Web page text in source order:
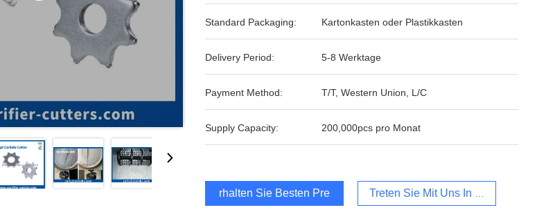
Standard Packaging: Kartonkasten oder Plastikkasten
Delivery Period: 5-8 Werktage
Payment Method: T/T, Western Union, L/C
Supply Capacity: 200,000pcs pro Monat
Erhalten Sie Besten Preis Treten Sie Mit Uns In Verbindung